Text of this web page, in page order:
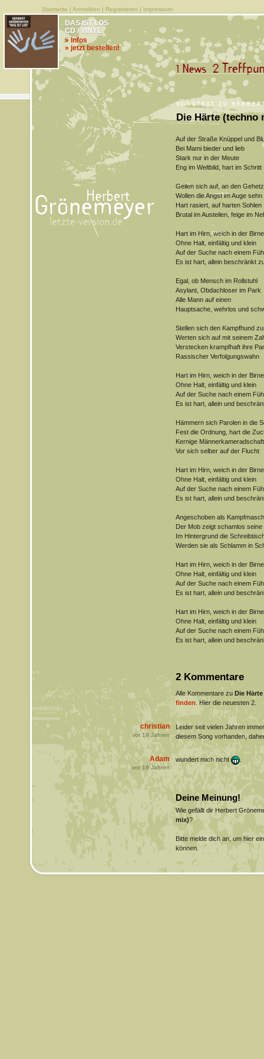
Startseite | Anmelden | Registrieren | Impressum
SONGTEXT ZU
Die Härte (techno
DAS IST LOS
CD / VINYL
» Infos
» jetzt bestellen!
Auf der Straße Knüppel und
Bei Mami bieder und lieb
Stark nur in der Meute
Eng im Weltbild, hart im Schritt
Geilen sich auf, an den
Wollen die Angst im Auge sehn
Hart rasiert, auf harten Sohlen
Brutal im Austeilen, feige im
Hart im Hirn, weich in der Birne
Ohne Halt, einfältig und klein
Auf der Suche nach einem
Es ist hart, allein beschränkt
Egal, ob Mensch im Rollstuhl
Asylant, Obdachloser im Park
Alle Mann auf einen
Hauptsache, wehrlos und
Stellen sich den Kampfhund
Werten sich auf mit seinem
Verstecken krampfhaft ihre
Rassischer Verfolgungswahn
Hart im Hirn, weich in der Birne
Ohne Halt, einfältig und klein
Auf der Suche nach einem
Es ist hart, allein und
Hämmern sich Parolen in die
Fest die Ordnung, hart die
Kernige Männerkameradschaft
Vor sich selber auf der Flucht
Hart im Hirn, weich in der Birne
Ohne Halt, einfältig und klein
Auf der Suche nach einem
Es ist hart, allein und
Angeschoben als
Der Mob zeigt schamlos seine
Im Hintergrund die
Werden sie als Schlamm in
Hart im Hirn, weich in der Birne
Ohne Halt, einfältig und klein
Auf der Suche nach einem
Es ist hart, allein und
Hart im Hirn, weich in der Birne
Ohne Halt, einfältig und klein
Auf der Suche nach einem
Es ist hart, allein und
2 Kommentare
Alle Kommentare zu Die
finden. Hier die neuesten 2.
christian
vor19 Jahren
Leider seit vielen Jahren
diesem Song vorhanden,
Adam
vor19 Jahren
wundert mich nicht .
Deine Meinung!
Wie gefällt dir Herbert
mix)?
Bitte melde dich an, um hier
können.